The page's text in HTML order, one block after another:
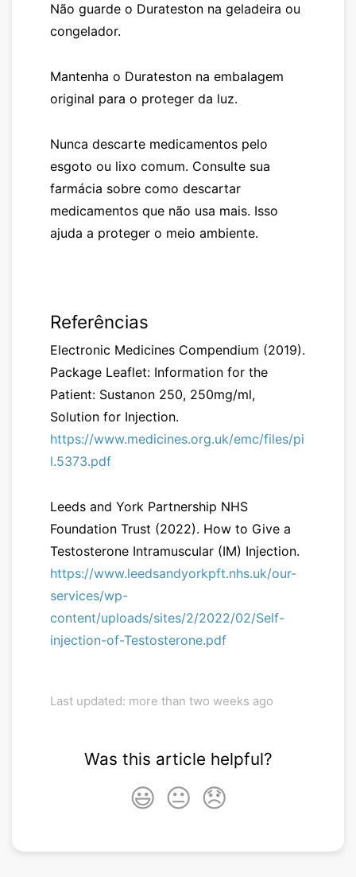
Não guarde o Durateston na geladeira ou
congelador.
Mantenha o Durateston na embalagem
original para o proteger da luz.
Nunca descarte medicamentos pelo
esgoto ou lixo comum. Consulte sua
farmácia sobre como descartar
medicamentos que não usa mais. Isso
ajuda a proteger o meio ambiente.
Referências
Electronic Medicines Compendium (2019).
Package Leaflet: Information for the
Patient: Sustanon 250, 250mg/ml,
Solution for Injection.
https://www.medicines.org.uk/emc/files/pi
l.5373.pdf
Leeds and York Partnership NHS
Foundation Trust (2022). How to Give a
Testosterone Intramuscular (IM) Injection.
https://www.leedsandyorkpft.nhs.uk/our-
services/wp-
content/uploads/sites/2/2022/02/Self-
injection-of-Testosterone.pdf
Last updated: more than two weeks ago
Was this article helpful?
😃 😐 😞